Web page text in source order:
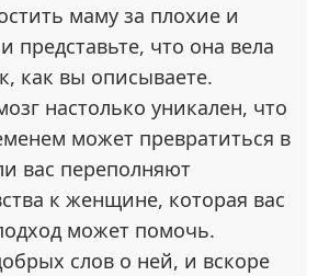
маму за плохие и
представьте, что она вела
как вы описываете.
настолько уникален, что
может превратиться в
вас переполняют
к женщине, которая вас
может помочь.
слов о ней, и вскоре